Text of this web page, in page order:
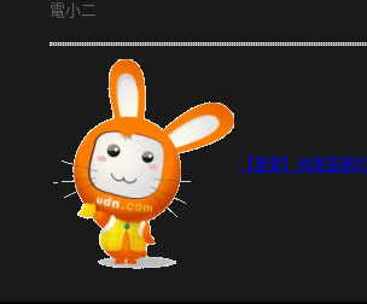
電小二
【重要】挑選喜歡